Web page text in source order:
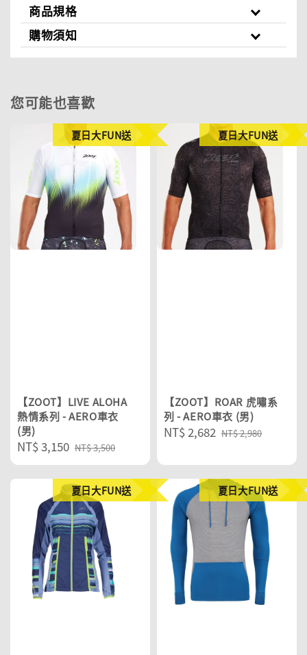
商品規格
購物須知
您可能也喜歡
夏日大FUN送
【ZOOT】LIVE ALOHA
熱情系列 - AERO車衣
(男)
Sale
price
NT$ 3,150 Regular
price
NT$ 3,500
夏日大FUN送
【ZOOT】ROAR 虎嘯系
列 - AERO車衣 (男)
Sale
NT$ 2,682 Regular
NT$ 2,980
夏日大FUN送 夏日大FUN送